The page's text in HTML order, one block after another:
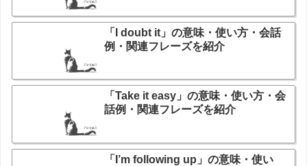
「I doubt it」の意味・使い方・会話
例・関連フレーズを紹介
「Take it easy」の意味・使い方・会
話例・関連フレーズを紹介
「I’m following up」の意味・使い